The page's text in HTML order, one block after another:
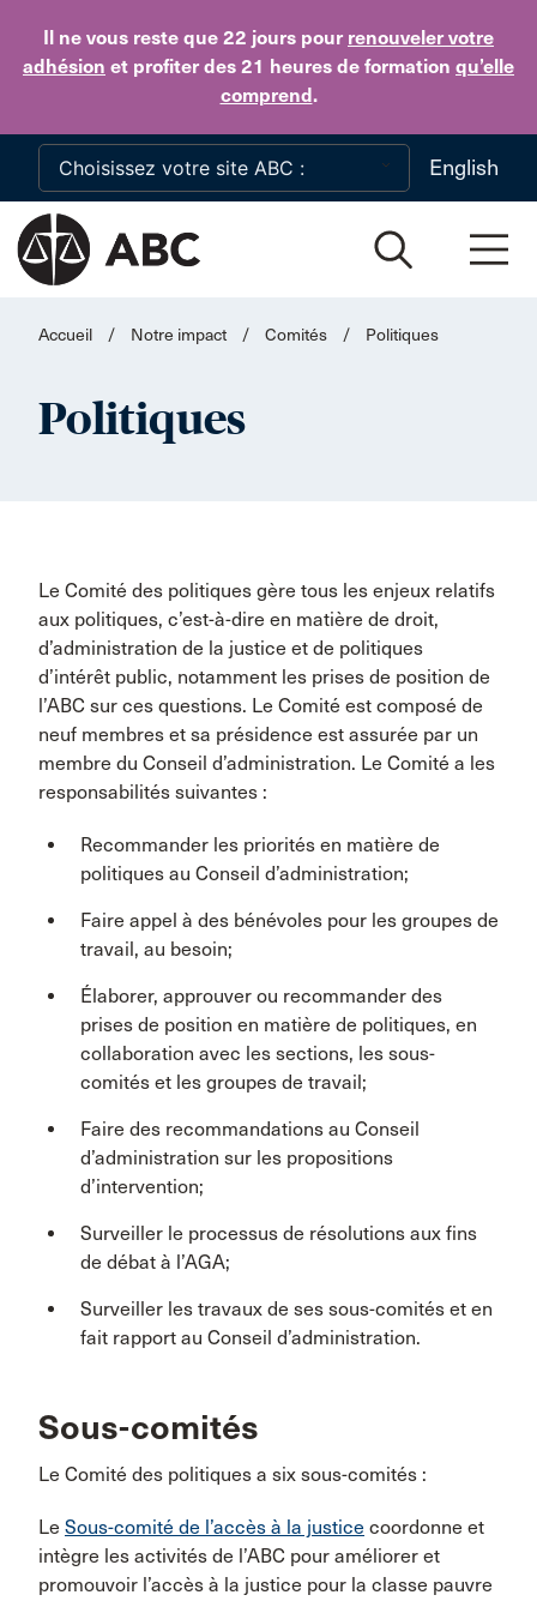
Il ne vous reste que 22 jours pour renouveler votre
adhésion et profiter des 21 heures de formation qu’elle
comprend.
Skip to main content
English
Accueil / Notre impact / Comités / Politiques
Politiques
Le Comité des politiques gère tous les enjeux relatifs
aux politiques, c’est-à-dire en matière de droit,
d’administration de la justice et de politiques
d’intérêt public, notamment les prises de position de
l’ABC sur ces questions. Le Comité est composé de
neuf membres et sa présidence est assurée par un
membre du Conseil d’administration. Le Comité a les
responsabilités suivantes :
Recommander les priorités en matière de
politiques au Conseil d’administration;
Faire appel à des bénévoles pour les groupes de
travail, au besoin;
Élaborer, approuver ou recommander des
prises de position en matière de politiques, en
collaboration avec les sections, les sous-
comités et les groupes de travail;
Faire des recommandations au Conseil
d’administration sur les propositions
d’intervention;
Surveiller le processus de résolutions aux fins
de débat à l’AGA;
Surveiller les travaux de ses sous-comités et en
fait rapport au Conseil d’administration.
Sous-comités
Le Comité des politiques a six sous-comités :
Le Sous-comité de l’accès à la justice coordonne et
intègre les activités de l’ABC pour améliorer et
promouvoir l’accès à la justice pour la classe pauvre